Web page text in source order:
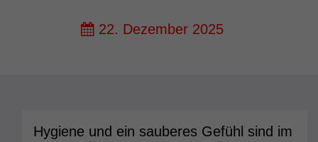
22. Dezember 2025
Hygiene und ein sauberes Gefühl sind im